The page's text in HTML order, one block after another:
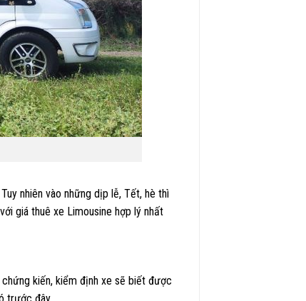
nhiên vào những dịp lễ, Tết, hè thì
giá thuê xe Limousine hợp lý nhất
kiến, kiểm định xe sẽ biết được